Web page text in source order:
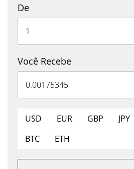
De
Você Recebe
USD EUR GBP JPY
BTC
ETH